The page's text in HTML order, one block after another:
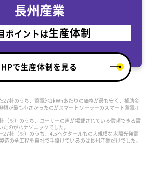
長州産業
ポイントは生産体制
HPで生産体制を見る
27社のうち、蓄電池1kWhあたりの価格が最も安く、補助金
額が最も小さかったのがスマートソーラーのスマート蓄電-T
（※）のうち、ユーザーの声が掲載されている信頼できる設
のがパナソニックでした。
27社（※）のうち、4.5ヘクタールもの大規模な太陽光発電
造の全工程を自社で手掛けているのは長州産業だけでした。